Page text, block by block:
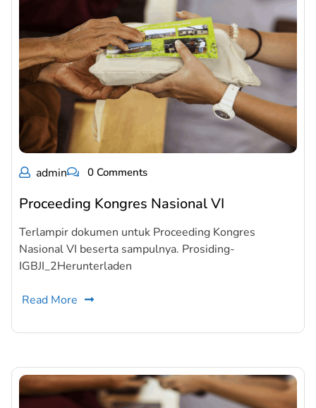
admin 0 Comments
Proceeding Kongres Nasional VI
Terlampir dokumen untuk Proceeding Kongres
Nasional VI beserta sampulnya. Prosiding-
IGBJI_2Herunterladen
Read More